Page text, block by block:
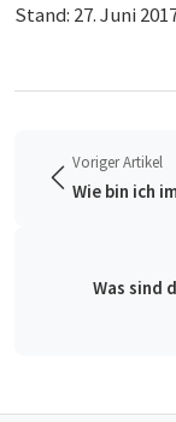
Stand: 27. Juni
Voriger Artikel
Wie bin ich
Was sind